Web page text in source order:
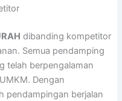
dibanding kompetitor
Semua pendamping
telah berpengalaman
Dengan
pendampingan berjalan